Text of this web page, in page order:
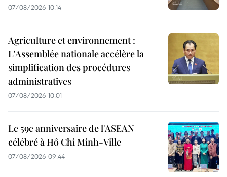
07/08/2026 10:14
Agriculture et environnement :
L'Assemblée nationale accélère la
simplification des procédures
administratives
07/08/2026 10:01
Le 59e anniversaire de l'ASEAN
célébré à Hô Chi Minh-Ville
07/08/2026 09:44